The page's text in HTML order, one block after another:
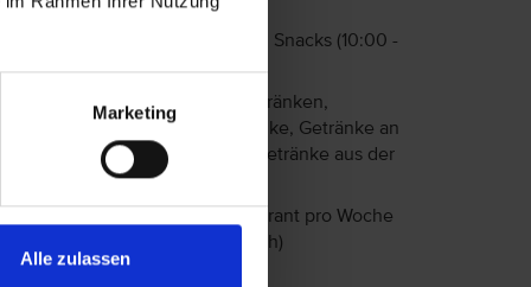
Marketing
Alle zulassen
Abendessen (Buffet)
Frühstück (07:00 - 10:00 Uhr), Snacks (10:00 -
17:30 Uhr)
Auswahl an alkoholfreien Getränken,
nationale alkoholische Getränke, Getränke an
der Bar (10:00 - 00:00 Uhr), Getränke aus der
1 Besuch im A-la-carte-Restaurant pro Woche
(ggfs Reservierung erforderlich)